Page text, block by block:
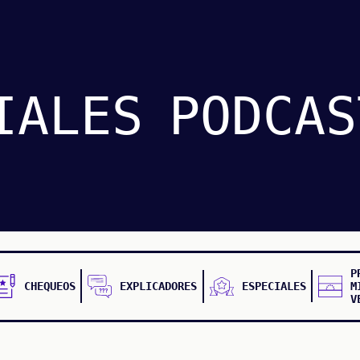
CHEQUEOS EXPLICADORES ESPECIALES